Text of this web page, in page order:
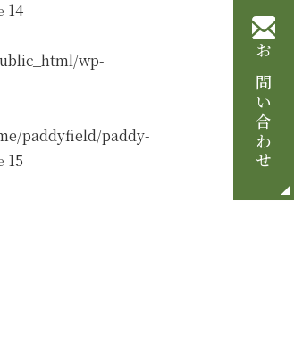
お問い合わせ
14
wp-
paddyfield/paddy-
15